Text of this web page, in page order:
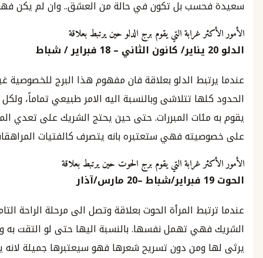
بل تكون في حالة من العشق.. وان لم يكن فهو سيرحل.
غرابة التي يقوم برج الدلو حين يرتبط بعلاقة
يناير/كانون الثاني–
18فبراير شباط
الدلو بعلاقة فان مفهوم هذا البرج للخصوصية غير واضح.
تتلاشى وبالنسبة اليه الامر طبيعي تماماً، ولكل تصرف
المبررات. حتى حين يحتج الشريك على تعدي المرأة الدلو
فهي ستعتبره بانه يتصرف كالفتيات المراهقات.
غرابة التي يقوم برج الحوت حين يرتبط بعلاقة
فبراير/شباط–
20مارس/آذار
المرأة الحوت بعلاقة وتصل الى مرحلة الراحة التامة مع
تهمل نفسها. بالنسبة اليها حتى لو التقت به وهي بحالة
ومن دون تسريح شعرها فهو سيعتبرها جميلة لانه يحبها.